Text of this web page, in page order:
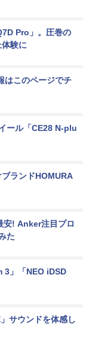
Pro」。圧巻の
験に
はこのページでチ
ール「CE28 N-plu
ランドHOMURA
安! Anker注目プロ
た
3」「NEO iDSD
サウンドを体感し